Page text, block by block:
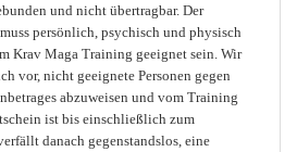
und nicht übertragbar. Der
persönlich, psychisch und physisch
Krav Maga Training geeignet sein. Wir
vor, nicht geeignete Personen gegen
abzuweisen und vom Training
ist bis einschließlich zum
danach gegenstandslos, eine